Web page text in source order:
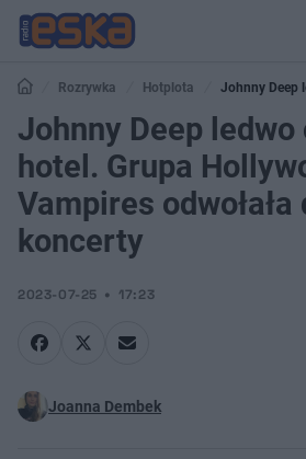
Rozrywka Hotplota
Johnny Deep
Hollywood Vampires odwołała dwa koncerty
Johnny Deep ledwo
hotel. Grupa
Vampires odwołała
koncerty
2023-07-25 17:23
Joanna Dembek